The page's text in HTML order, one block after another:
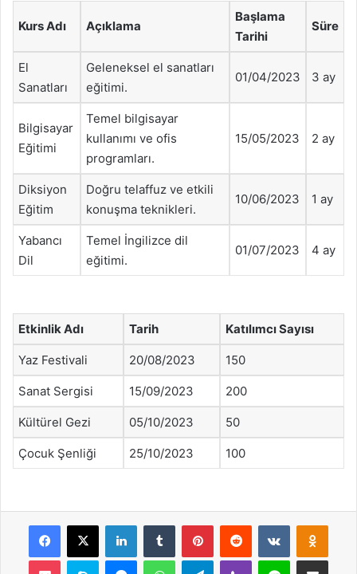
Kurs Adı Açıklama
Başlama
Tarihi
Süre
El
Sanatları
Geleneksel el sanatları
eğitimi.
01/04/2023 3 ay
Bilgisayar
Eğitimi
Temel bilgisayar
kullanımı ve ofis
programları.
15/05/2023 2 ay
Diksiyon
Eğitim
Doğru telaffuz ve etkili
konuşma teknikleri.
10/06/2023 1 ay
Yabancı
Dil
Temel İngilizce dil
eğitimi.
01/07/2023 4 ay
Etkinlik Adı Tarih Katılımcı Sayısı
Yaz Festivali 20/08/2023 150
Sanat Sergisi 15/09/2023 200
Kültürel Gezi 05/10/2023 50
Çocuk Şenliği 25/10/2023 100
Facebook
X LinkedInTumblr PinterestReddit VKontakte
Pocket Skype MessengerWhatsAppTelegramViber Line E-Posta ile